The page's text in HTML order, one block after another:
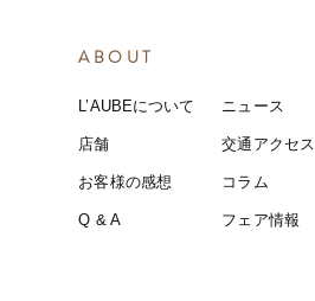
ABOUT
L’AUBEについて
店舗
お客様の感想
​Q & A
​ニュース
​交通アクセス
コラム
​​フェア情報